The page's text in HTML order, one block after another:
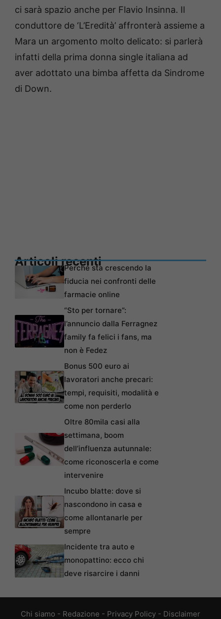
ci sarà spazio anche per Flavio Insinna. Il
conduttore de ‘L’Eredità’ affronterà assieme a
Mara un argomento molto delicato: si parlerà
infatti della prima donna single italiana ad
aver adottato una bimba affetta da Sindrome
di Down.
Articoli recentiPerché sta crescendo la
fiducia nei confronti delle
farmacie online
“Sto per tornare”:
l’annuncio dalla Ferragnez
family fa felici i fans, ma
non è Fedez
Bonus 500 euro ai
lavoratori anche precari:
tempi, requisiti, modalità e
come non perderlo
Oltre 80mila casi alla
settimana, boom
dell’influenza autunnale:
come riconoscerla e come
intervenire
Incubo blatte: dove si
nascondono in casa e
come allontanarle per
sempre
Incidente tra auto e
monopattino: ecco chi
deve risarcire i danni
Chi siamo - Redazione - Privacy Policy - Disclaimer